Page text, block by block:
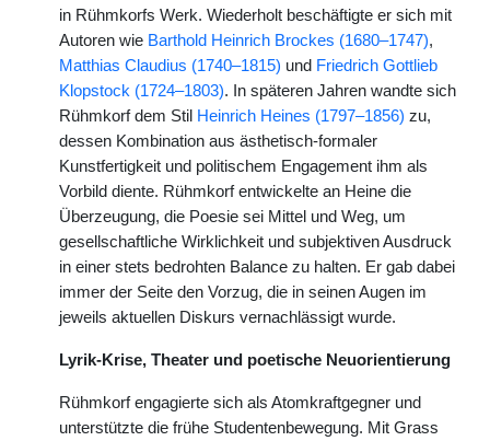
in Rühmkorfs Werk. Wiederholt beschäftigte er sich mit
Autoren wie Barthold Heinrich Brockes (1680–1747),
Matthias Claudius (1740–1815) und Friedrich Gottlieb
Klopstock (1724–1803). In späteren Jahren wandte sich
Rühmkorf dem Stil Heinrich Heines (1797–1856) zu,
dessen Kombination aus ästhetisch-formaler
Kunstfertigkeit und politischem Engagement ihm als
Vorbild diente. Rühmkorf entwickelte an Heine die
Überzeugung, die Poesie sei Mittel und Weg, um
gesellschaftliche Wirklichkeit und subjektiven Ausdruck
in einer stets bedrohten Balance zu halten. Er gab dabei
immer der Seite den Vorzug, die in seinen Augen im
jeweils aktuellen Diskurs vernachlässigt wurde.
Lyrik-Krise, Theater und poetische Neuorientierung
Rühmkorf engagierte sich als Atomkraftgegner und
unterstützte die frühe Studentenbewegung. Mit Grass